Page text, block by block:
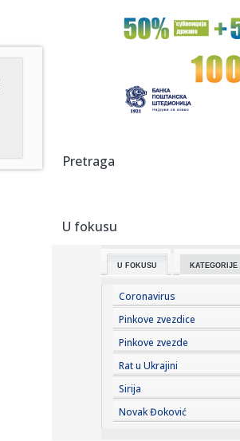
20:04:Kostić predstavljen u
odmah sa...
Iran priprema zakon
20:00:Počela inspekcijska
naselje o...
20:00:
20:00:
(SASTAVI) ILIĆ
19:59:Zelenski presekao:
19:54:Dejvis i Vašington –
19:53:Novi Skaj podaci stigli
"Let...
Pretraga
U fokusu
U FOKUSU KATEGORIJE
Coronavirus
Pinkove zvezdice
Pinkove zvezde
Rat u Ukrajini
Sirija
Novak Đoković